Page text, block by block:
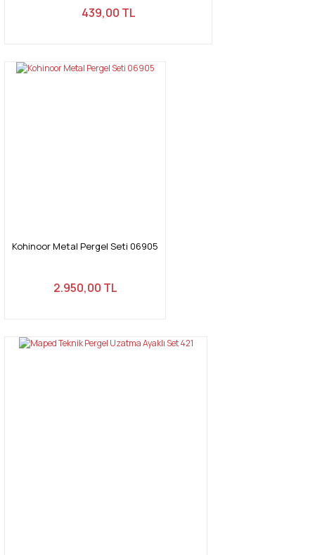
439,00 TL
Kohinoor Metal Pergel Seti 06905
2.950,00 TL